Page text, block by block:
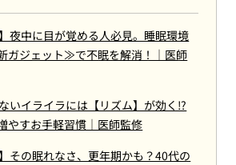
夜中に目が覚める人必見。睡眠環境
ガジェット≫で不眠を解消！｜医師
いイライラには【リズム】が効く⁉
やすお手軽習慣｜医師監修
その眠れなさ、更年期かも？40代の